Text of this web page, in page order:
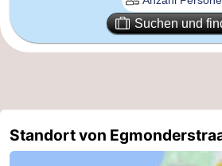
Egmond
-
aan
Natur
-
Suchen und
Standort von